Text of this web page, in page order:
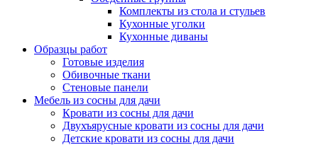
Комплекты из стола и стульев
Кухонные уголки
Кухонные диваны
Образцы работ
Готовые изделия
Обивочные ткани
Стеновые панели
Мебель из сосны для дачи
Кровати из сосны для дачи
Двухъярусные кровати из сосны для дачи
Детские кровати из сосны для дачи